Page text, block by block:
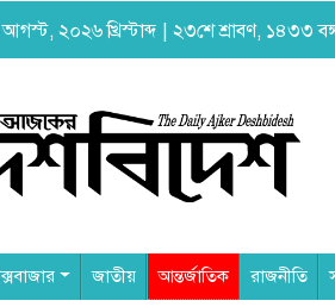
২০২৬ খ্রিস্টাব্দ | ২৩শে শ্রাবণ, ১৪৩৩
জাতীয় আন্তর্জাতিক রাজনীতি